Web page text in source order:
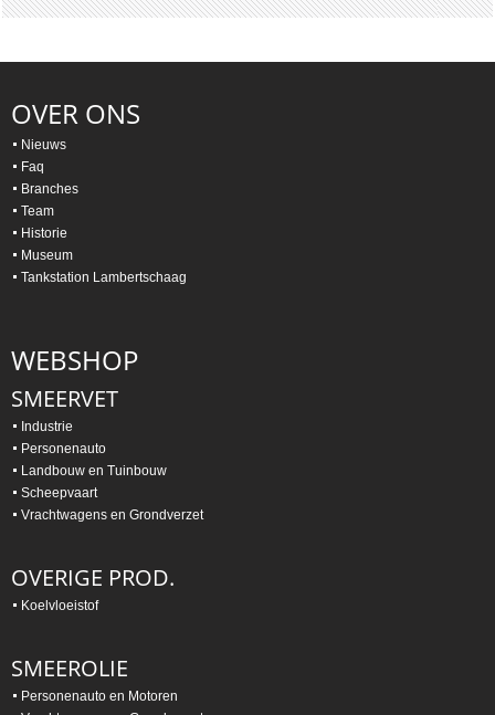
OVER ONS
Nieuws
Faq
Branches
Team
Historie
Museum
Tankstation Lambertschaag
WEBSHOP
SMEERVET
Industrie
Personenauto
Landbouw en Tuinbouw
Scheepvaart
Vrachtwagens en Grondverzet
OVERIGE PROD.
Koelvloeistof
SMEEROLIE
Personenauto en Motoren